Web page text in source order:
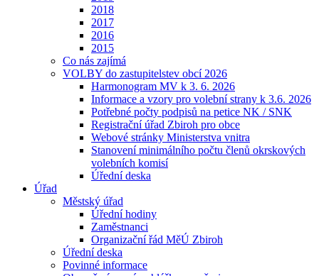
2018
2017
2016
2015
Co nás zajímá
VOLBY do zastupitelstev obcí 2026
Harmonogram MV k 3. 6. 2026
Informace a vzory pro volební strany k 3.6. 2026
Potřebné počty podpisů na petice NK / SNK
Registrační úřad Zbiroh pro obce
Webové stránky Ministerstva vnitra
Stanovení minimálního počtu členů okrskových
volebních komisí
Úřední deska
Úřad
Městský úřad
Úřední hodiny
Zaměstnanci
Organizační řád MěÚ Zbiroh
Úřední deska
Povinné informace